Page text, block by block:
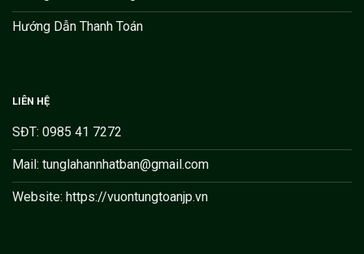
Hướng Dẫn Thanh Toán
LIÊN HỆ
SĐT: 0985 41 7272
Mail: tunglahannhatban@gmail.com
Website: https://vuontungtoanjp.vn